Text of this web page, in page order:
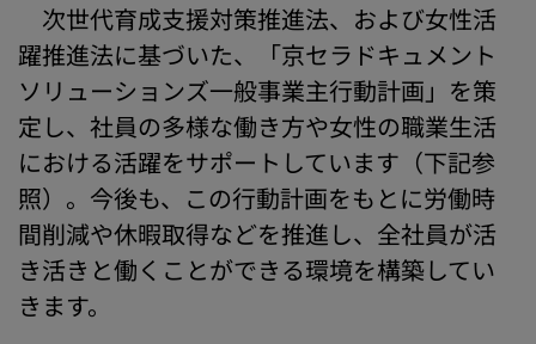
次世代育成支援対策推進法、および女性活
躍推進法に基づいた、「京セラドキュメント
ソリューションズ一般事業主行動計画」を策
定し、社員の多様な働き方や女性の職業生活
における活躍をサポートしています（下記参
照）。今後も、この行動計画をもとに労働時
間削減や休暇取得などを推進し、全社員が活
き活きと働くことができる環境を構築してい
きます。